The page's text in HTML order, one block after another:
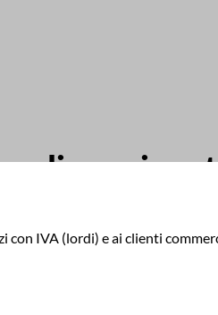
dicono i
IVA (lordi) e ai clienti